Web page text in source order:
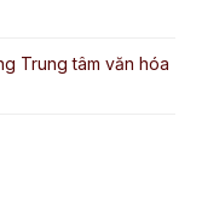
Trung tâm văn hóa